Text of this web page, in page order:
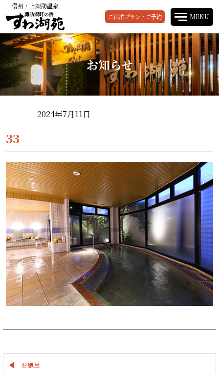
信州・上諏訪温泉
諏訪湖畔の宿 ご宿泊プラン・ご予約 MENU
お知らせ
2024年7月11日
33
お風呂